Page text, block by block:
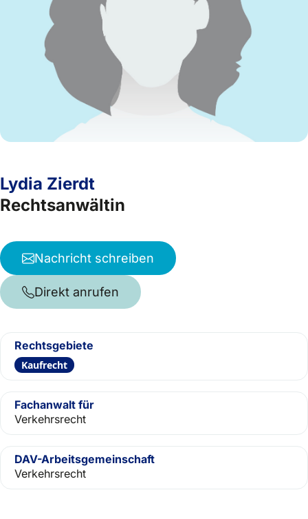
Lydia Zierdt
Rechtsanwältin
Nachricht schreiben
Direkt anrufen
Rechtsgebiete
Kaufrecht
Fachanwalt für
Verkehrsrecht
DAV-Arbeitsgemeinschaft
Verkehrsrecht